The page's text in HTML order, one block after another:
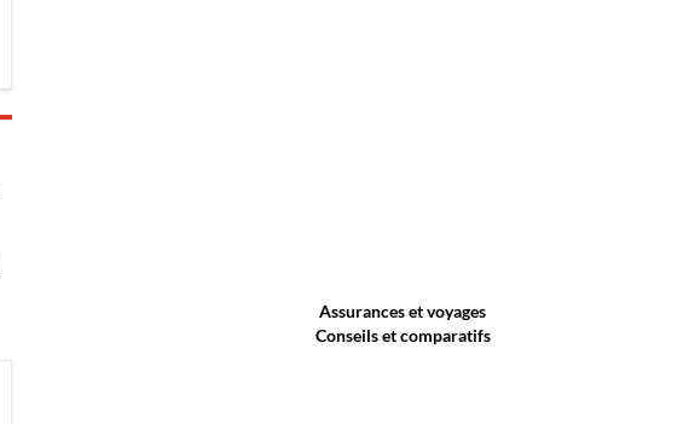
Assurances et voyages
Conseils et comparatifs